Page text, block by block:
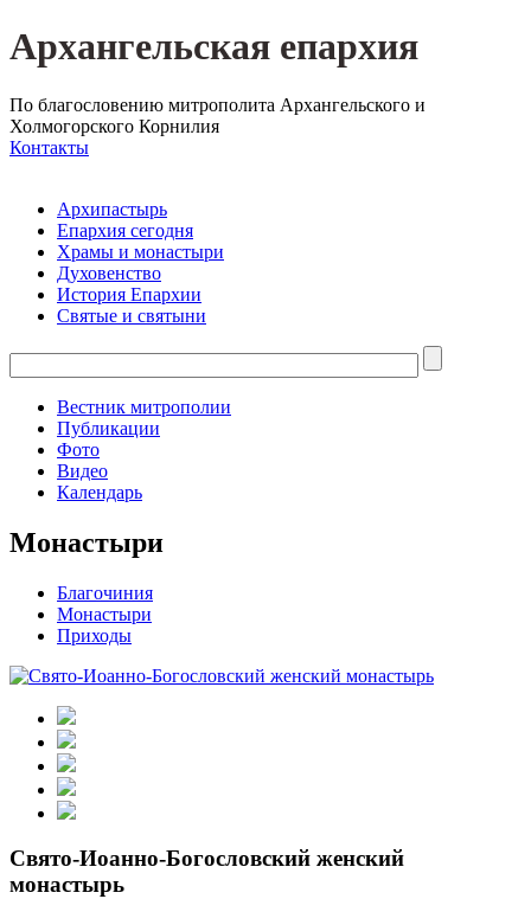
Архангельская епархия
По благословению митрополита Архангельского и
Холмогорского Корнилия
Контакты
Архипастырь
Епархия сегодня
Храмы и монастыри
Духовенство
История Епархии
Святые и святыни
Вестник митрополии
Публикации
Фото
Видео
Календарь
Монастыри
Благочиния
Монастыри
Приходы
Свято-Иоанно-Богословский женский
монастырь